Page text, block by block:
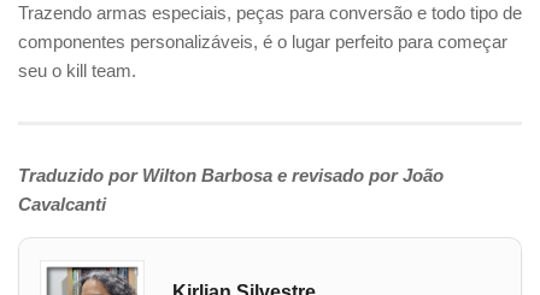
Trazendo armas especiais, peças para conversão e todo tipo de
componentes personalizáveis, é o lugar perfeito para começar
seu o kill team.
Traduzido por Wilton Barbosa e revisado por João
Cavalcanti